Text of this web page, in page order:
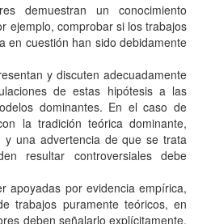
demuestran un conocimiento
ejemplo, comprobar si los trabajos
en cuestión han sido debidamente
y discuten adecuadamente
de estas hipótesis a las
dominantes. En el caso de
la tradición teórica dominante,
y una advertencia de que se trata
resultar controversiales debe
apoyadas por evidencia empírica,
trabajos puramente teóricos, en
deben señalarlo explícitamente.